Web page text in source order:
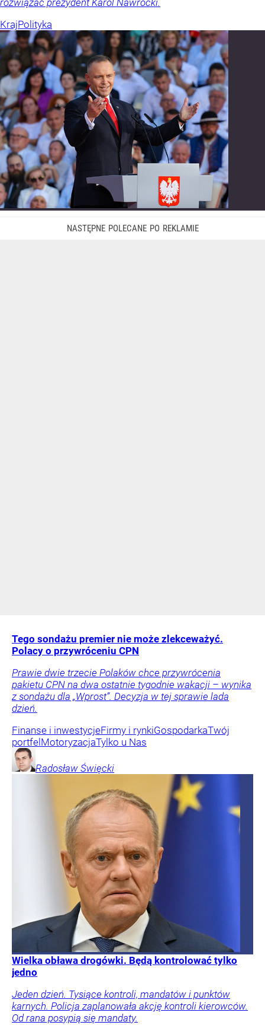
rozwiązać prezydent Karol Nawrocki.
KrajPolityka
Tego sondażu premier nie może zlekceważyć.
Polacy o przywróceniu CPN
Prawie dwie trzecie Polaków chce przywrócenia
pakietu CPN na dwa ostatnie tygodnie wakacji – wynika
z sondażu dla „Wprost”. Decyzja w tej sprawie lada
dzień.
Finanse i inwestycjeFirmy i rynkiGospodarkaTwój
portfel MotoryzacjaTylko u Nas
Radosław Święcki
Wielka obława drogówki. Będą kontrolować tylko
jedno
Jeden dzień. Tysiące kontroli, mandatów i punktów
karnych. Policja zaplanowała akcję kontroli kierowców.
Od rana posypią się mandaty.